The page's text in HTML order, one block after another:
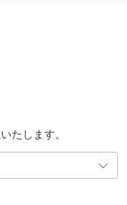
たします。